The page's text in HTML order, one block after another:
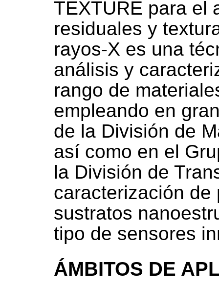
TEXTURE para el
residuales y
rayos-X es una
análisis y
rango de
empleando en
de la División de
así como en el
la División de
caracterización
sustratos
tipo de sensores
ÁMBITOS DE